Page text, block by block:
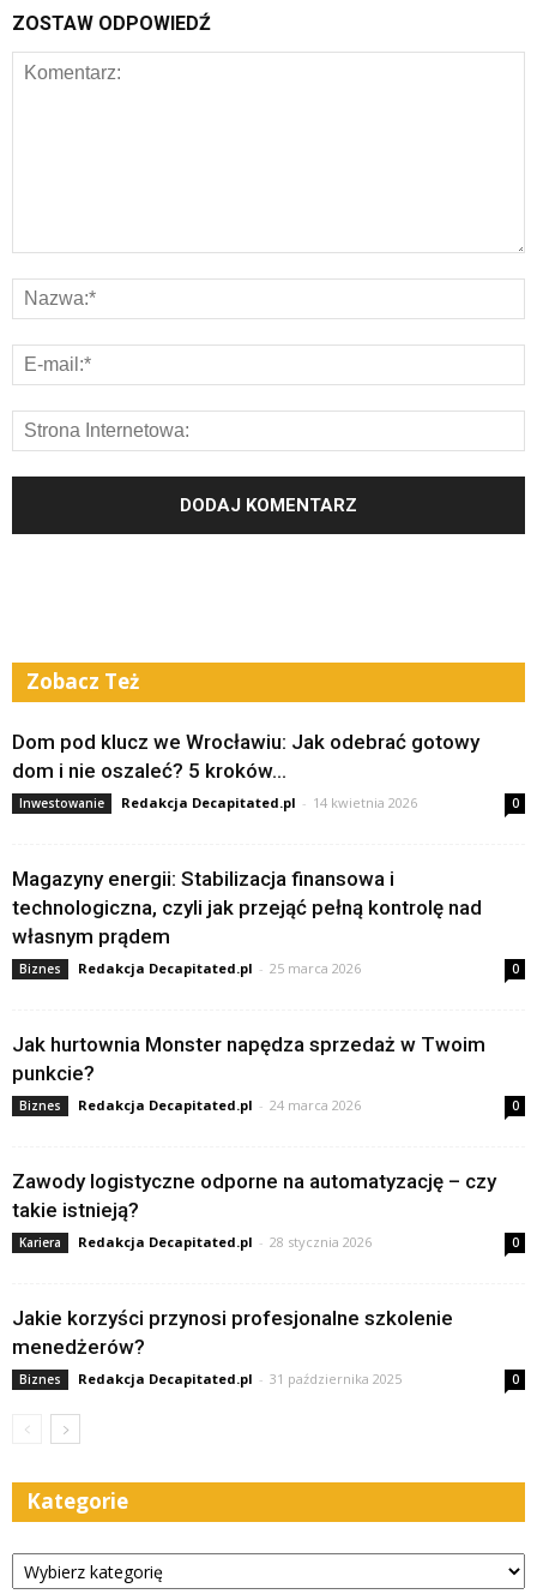
ZOSTAW ODPOWIEDŹ
Zobacz Też
Dom pod klucz we Wrocławiu: Jak odebrać gotowy
dom i nie oszaleć? 5 kroków...
Inwestowanie Redakcja Decapitated.pl - 14 kwietnia 2026 0
Magazyny energii: Stabilizacja finansowa i
technologiczna, czyli jak przejąć pełną kontrolę nad
własnym prądem
Biznes Redakcja Decapitated.pl - 25 marca 2026 0
Jak hurtownia Monster napędza sprzedaż w Twoim
punkcie?
Biznes Redakcja Decapitated.pl - 24 marca 2026 0
Zawody logistyczne odporne na automatyzację – czy
takie istnieją?
Kariera Redakcja Decapitated.pl - 28 stycznia 2026 0
Jakie korzyści przynosi profesjonalne szkolenie
menedżerów?
Biznes Redakcja Decapitated.pl - 31 października 2025 0
Kategorie
Kategorie